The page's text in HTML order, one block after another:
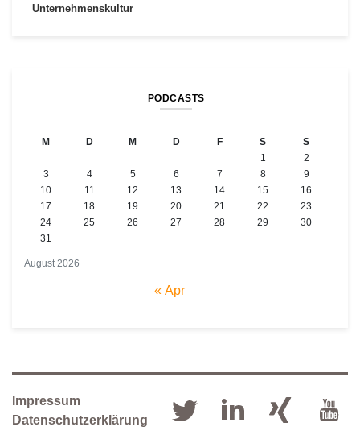
Unternehmenskultur
PODCASTS
August 2026
M D M D F S
S
1
2
3
4 5 6 7 8
9
10
11 12 13 14 15
16
17
18 19 20 21 22
23
24
25 26 27 28 29
30
31
« Apr
Impressum
Datenschutzerklärung